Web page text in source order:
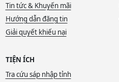
Tin tức & Khuyến mãi
Hướng dẫn đăng tin
Giải quyết khiếu nại
TIỆN ÍCH
Tra cứu sáp nhập tỉnh